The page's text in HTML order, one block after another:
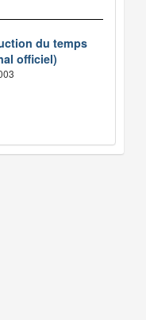
du temps
officiel)